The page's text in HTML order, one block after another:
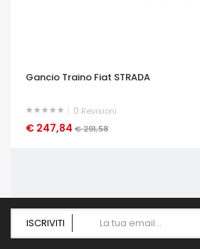
Gancio Traino Fiat STRADA
0 Revisioni
€ 247,84 € 291,58
OCCHIATA VELOCE
ISCRIVITI